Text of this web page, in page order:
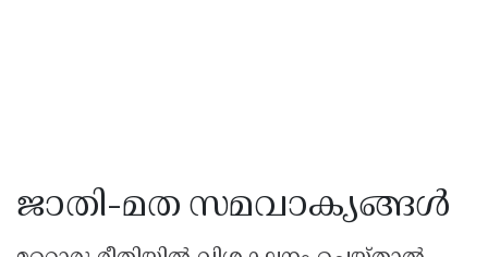
ജാതി-മത സമവാക്യങ്ങൾ